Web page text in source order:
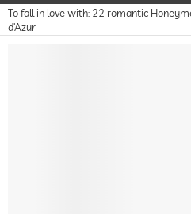
To fall in love with: 22 romantic
d’Azur